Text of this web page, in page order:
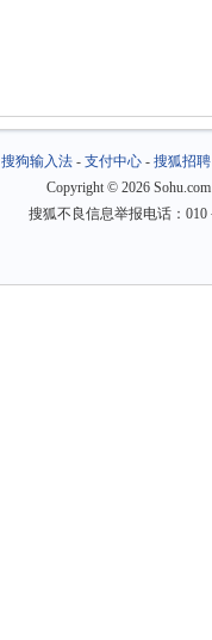
搜狗输入法- 支付中心- 搜狐招聘
Copyright © 2026
搜狐不良信息举报电话：010